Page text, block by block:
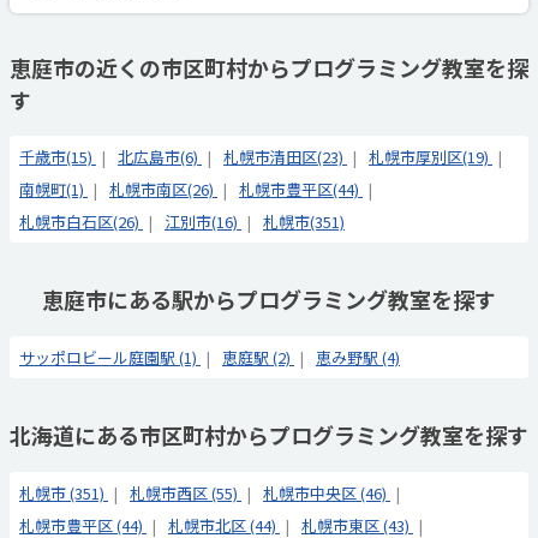
恵庭市の近くの市区町村からプログラミング教室を探
す
千歳市(15) 北広島市(6) 札幌市清田区(23)
札幌市厚別区(19)
南幌町(1)
札幌市南区(26)
札幌市豊平区(44)
札幌市白石区(26)
江別市(16) 札幌市(351)
恵庭市にある駅からプログラミング教室を探す
サッポロビール庭園駅 (1) 恵庭駅 (2) 恵み野駅 (4)
北海道にある市区町村からプログラミング教室を探す
札幌市 (351) 札幌市西区 (55)
札幌市中央区 (46)
札幌市豊平区 (44)
札幌市北区 (44)
札幌市東区 (43)